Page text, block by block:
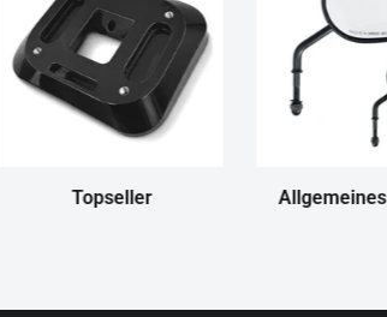
Topseller